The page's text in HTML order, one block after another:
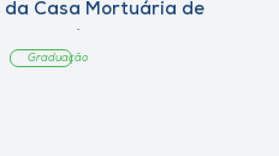
da Casa Mortuária de
Graduação